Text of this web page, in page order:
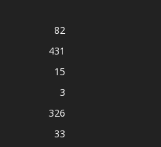
82
431
15
3
326
33